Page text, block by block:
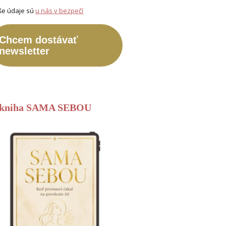
údaje súu nás v bezpečí
dostávať
SAMA SEBOU